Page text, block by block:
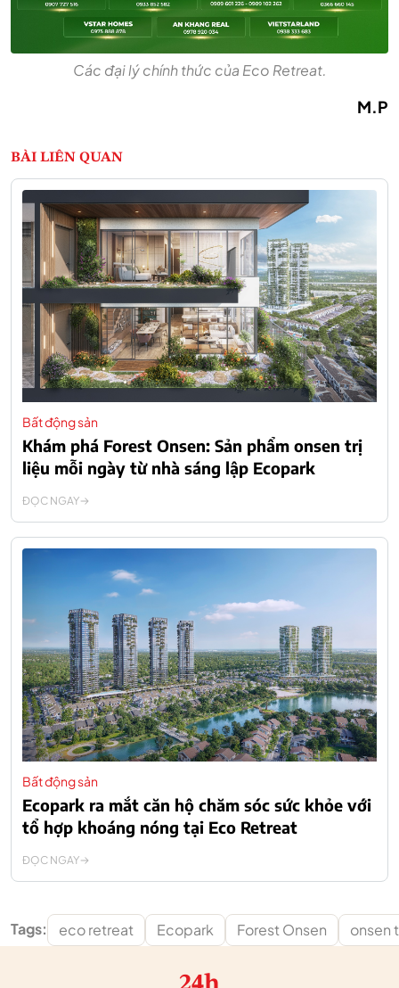
Các đại lý chính thức của Eco Retreat.
M.P
BÀI LIÊN QUAN
Bất động sản
Khám phá Forest Onsen: Sản phẩm onsen trị
liệu mỗi ngày từ nhà sáng lập Ecopark
ĐỌC NGAY
Bất động sản
Ecopark ra mắt căn hộ chăm sóc sức khỏe với
tổ hợp khoáng nóng tại Eco Retreat
ĐỌC NGAY
Tags: eco retreat Ecopark Forest Onsen onsen